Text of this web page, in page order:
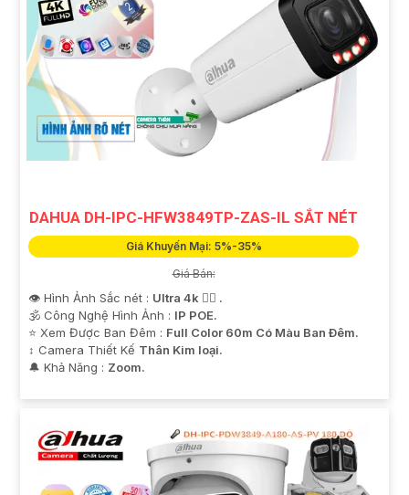
DAHUA DH-IPC-HFW3849TP-ZAS-IL SẮT NÉT
Giá Khuyến Mại: 5%-35%
Giá Bán:
👁 Hình Ảnh Sắc nét : Ultra 4k 👍🏾 .
🕉️ Công Nghệ Hình Ảnh : IP POE.
⭐ Xem Được Ban Đêm : Full Color 60m Có Màu Ban Ðêm.
↕️ Camera Thiết Kế Thân Kim loại.
️🔔 Khả Năng : Zoom.